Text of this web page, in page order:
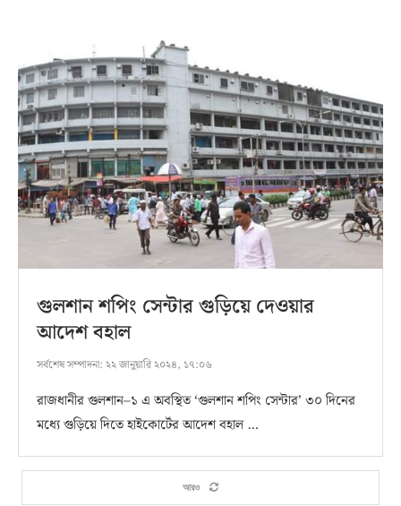
গুলশান শপিং সেন্টার গুড়িয়ে দেওয়ার
আদেশ বহাল
সর্বশেষ সম্পাদনা: ২২ জানুয়ারি ২০২৪, ১৭:০৬
রাজধানীর গুলশান–১ এ অবস্থিত ‘গুলশান শপিং সেন্টার’ ৩০ দিনের
মধ্যে গুড়িয়ে দিতে হাইকোর্টের আদেশ বহাল …
আরও